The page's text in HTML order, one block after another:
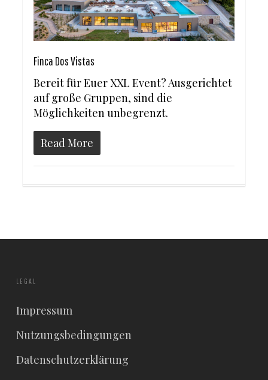
Finca Dos Vistas
Bereit für Euer XXL Event? Ausgerichtet
auf große Gruppen, sind die
Möglichkeiten unbegrenzt.
Read More
LEGAL
Impressum
Nutzungsbedingungen
Datenschutzerklärung